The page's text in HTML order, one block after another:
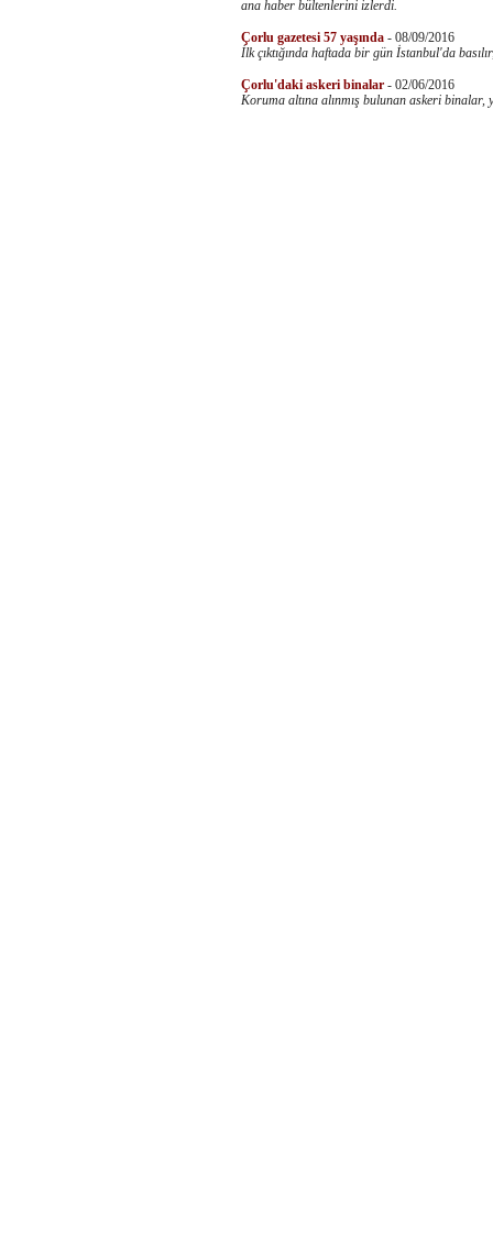
ana haber bültenlerini izlerdi.
Çorlu gazetesi 57 yaşında - 08/09/2016
İlk çıktığında haftada bir gün İstanbul'da
Çorlu'daki askeri binalar - 02/06/2016
Koruma altına alınmış bulunan askeri binalar,